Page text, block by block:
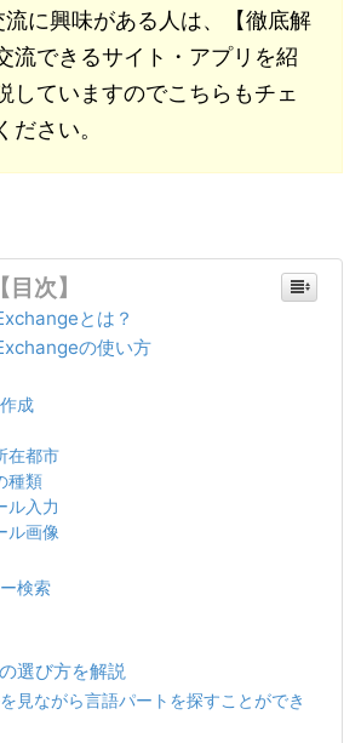
に興味がある人は、【徹底解
流できるサイト・アプリを紹
していますのでこちらもチェ
ださい。
次】
とは？
の使い方
成
在都市
種類
ル入力
ル画像
検索
選び方を解説
見ながら言語パートを探すことができ